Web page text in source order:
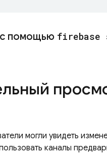
с помощью firebase
могли увидеть
каналы